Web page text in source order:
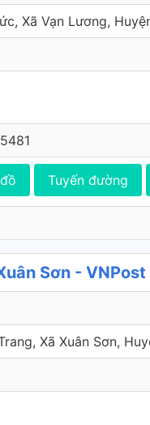
Xã Vạn Lương,
Tuyến đường
Sơn -
Xã Xuân Sơn,